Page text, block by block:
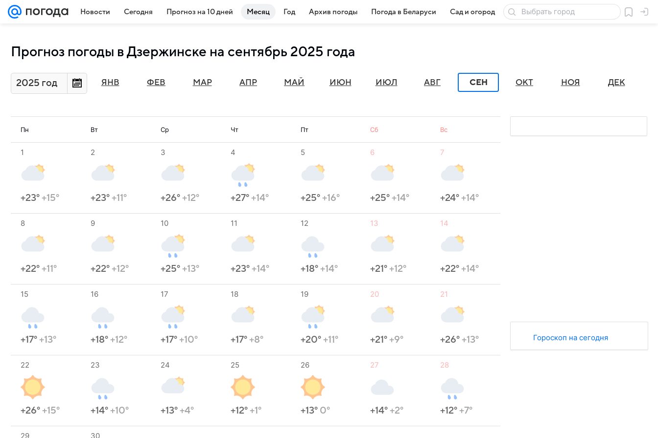
Новости Сегодня Прогноз на 10 дней Месяц Год Архив погоды Погода в Беларуси Сад и огород Товары для дачи
Прогноз погоды в Дзержинске на сентябрь 2025 года
2025 год ЯНВ ФЕВ МАР АПР МАЙ ИЮН ИЮЛ АВГ СЕН ОКТ НОЯ ДЕК
Пн Вт Ср Чт Пт Сб Вс
1
+23°+15°
2
+23°+11°
3
+26°+12°
4
+27°+14°
5
+25°+16°
6
+25°+14°
7
+24°+14°
8
+22°+11°
9
+22°+12°
10
+25°+13°
11
+23°+14°
12
+18°+14°
13
+21°+12°
14
+22°+14°
15
+17°+13°
16
+18°+12°
17
+17°+10°
18
+17°+8°
19
+20°+11°
20
+21°+9°
21
+26°+13°
22
+26°+15°
23
+14°+10°
24
+13°+4°
25
+12°+1°
26
+13° 0°
27
+14°+2°
28
+12°+7°
29 30
Гороскоп на сегодня